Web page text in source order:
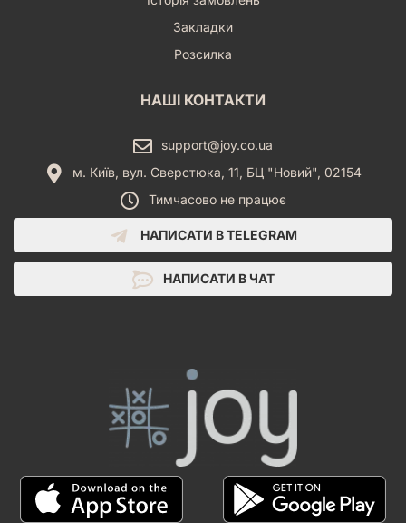
Закладки
Розсилка
НАШІ КОНТАКТИ
support@joy.co.ua
м. Київ, вул. Сверстюка, 11, БЦ "Новий", 02154
Тимчасово не працює
НАПИСАТИ В TELEGRAM
НАПИСАТИ В ЧАТ